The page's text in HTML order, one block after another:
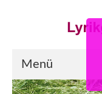
Menü